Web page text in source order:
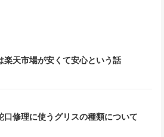
楽天市場が安くて安心という話
口修理に使うグリスの種類について